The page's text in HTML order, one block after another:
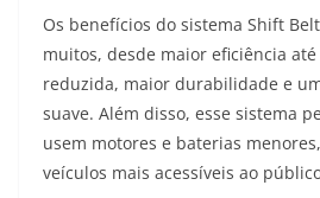
Os benefícios do sistema Shift
muitos, desde maior eficiência
reduzida, maior durabilidade e
suave. Além disso, esse sistema
usem motores e baterias
veículos mais acessíveis ao